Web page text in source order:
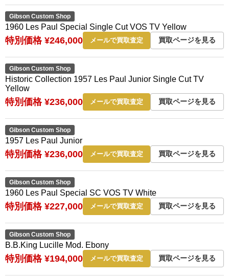
Gibson Custom Shop
1960 Les Paul Special Single Cut VOS TV Yellow
特別価格 ¥246,000 メールで買取査定 買取ページを見る
Gibson Custom Shop
Historic Collection 1957 Les Paul Junior Single Cut TV
Yellow
特別価格 ¥236,000 メールで買取査定 買取ページを見る
Gibson Custom Shop
1957 Les Paul Junior
特別価格 ¥236,000 メールで買取査定 買取ページを見る
Gibson Custom Shop
1960 Les Paul Special SC VOS TV White
特別価格 ¥227,000 メールで買取査定 買取ページを見る
Gibson Custom Shop
B.B.King Lucille Mod. Ebony
特別価格 ¥194,000 メールで買取査定 買取ページを見る